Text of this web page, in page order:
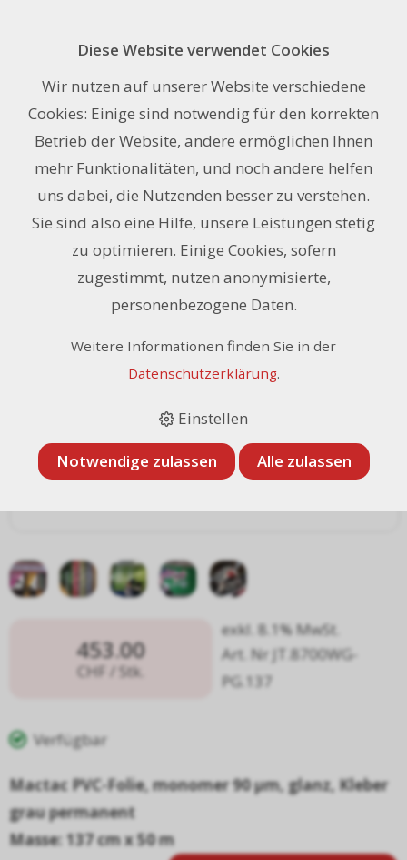
cm x 50 m
453.00
CHF / Stk.
exkl. 8.1% MwSt.
Art. Nr JT.8700WG-
PG.137
Verfügbar
Mactac PVC-Folie, monomer 90 µm, glanz, Kleber
grau permanent
Masse: 137 cm x 50 m
Diese Website verwendet Cookies
Wir nutzen auf unserer Website verschiedene
Cookies: Einige sind notwendig für den korrekten
Betrieb der Website, andere ermöglichen Ihnen
mehr Funktionalitäten, und noch andere helfen
uns dabei, die Nutzenden besser zu verstehen.
Sie sind also eine Hilfe, unsere Leistungen stetig
zu optimieren. Einige Cookies, sofern
zugestimmt, nutzen anonymisierte,
personenbezogene Daten.
Weitere Informationen finden Sie in der
Datenschutzerklärung.
Einstellen
Notwendige zulassen Alle zulassen